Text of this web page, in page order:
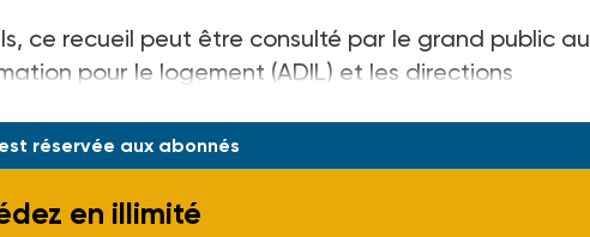
ce recueil peut être consulté par le grand public au
pour le logement (ADIL) et les directions
réservée aux abonnés
en illimité